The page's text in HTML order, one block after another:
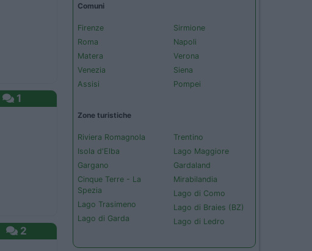
1
2
Comuni
Firenze
Roma
Matera
Venezia
Assisi
Sirmione
Napoli
Verona
Siena
Pompei
Zone turistiche
Riviera Romagnola
Isola d'Elba
Gargano
Cinque Terre - La
Spezia
Lago Trasimeno
Lago di Garda
Trentino
Lago Maggiore
Gardaland
Mirabilandia
Lago di Como
Lago di Braies (BZ)
Lago di Ledro